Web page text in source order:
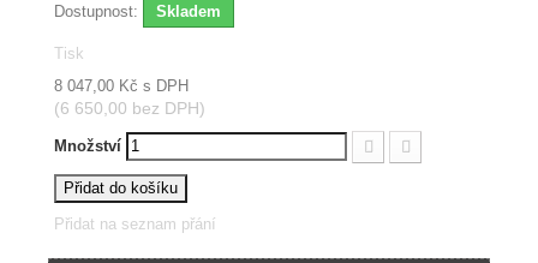
Dostupnost: Skladem
Tisk
8 047,00 Kč s DPH
(6 650,00 bez DPH)
Množství
Přidat do košíku
Přidat na seznam přání